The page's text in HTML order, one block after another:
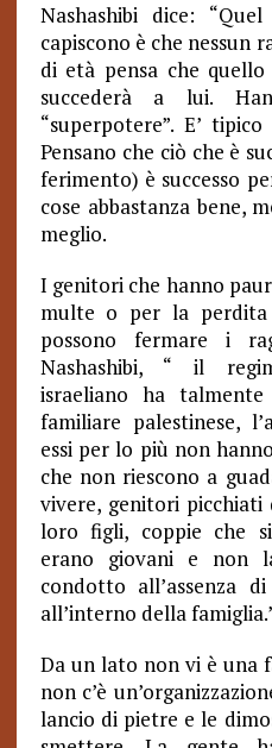
Nashashibi dice:
capiscono è che nessun
di età pensa che
succederà a lui.
“superpotere”. E’
Pensano che ciò che è
ferimento) è successo
cose abbastanza bene,
meglio.
I genitori che hanno
multe o per la perdita
possono fermare i
Nashashibi, “ il
israeliano ha
familiare palestinese,
essi per lo più non
che non riescono a
vivere, genitori
loro figli, coppie che
erano giovani e non
condotto all’assenza
all’interno della
Da un lato non vi è una
non c’è
lancio di pietre e le